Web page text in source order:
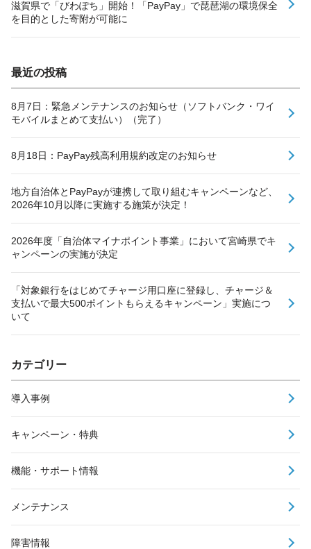
滋賀県で「びわぽち」開始！「PayPay」で琵琶湖の環境保全
を目的とした寄附が可能に
最近の投稿
8月7日：緊急メンテナンスのお知らせ（ソフトバンク・ワイ
モバイルまとめて支払い）（完了）
8月18日：PayPay残高利用規約改定のお知らせ
地方自治体とPayPayが連携して取り組むキャンペーンなど、
2026年10月以降に実施する施策が決定！
2026年度「自治体マイナポイント事業」において宮崎県でキ
ャンペーンの実施が決定
「対象銀行をはじめてチャージ用口座に登録し、チャージ＆
支払いで最大500ポイントもらえるキャンペーン」実施につ
いて
カテゴリー
導入事例
キャンペーン・特典
機能・サポート情報
メンテナンス
障害情報